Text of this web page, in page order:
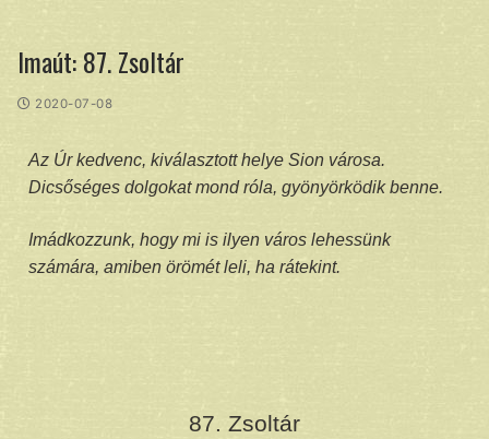
Imaút: 87. Zsoltár
2020-07-08
Az Úr kedvenc, kiválasztott helye Sion városa.
Dicsőséges dolgokat mond róla, gyönyörködik benne.
Imádkozzunk, hogy mi is ilyen város lehessünk
számára, amiben örömét leli, ha rátekint.
87. Zsoltár